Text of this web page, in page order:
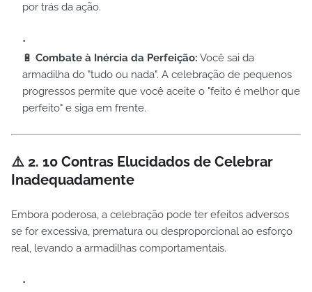
por trás da ação.
🔋 Combate à Inércia da Perfeição: Você sai da
armadilha do "tudo ou nada". A celebração de pequenos
progressos permite que você aceite o "feito é melhor que
perfeito" e siga em frente.
⚠️ 2. 10 Contras Elucidados de Celebrar
Inadequadamente
Embora poderosa, a celebração pode ter efeitos adversos
se for excessiva, prematura ou desproporcional ao esforço
real, levando a armadilhas comportamentais.